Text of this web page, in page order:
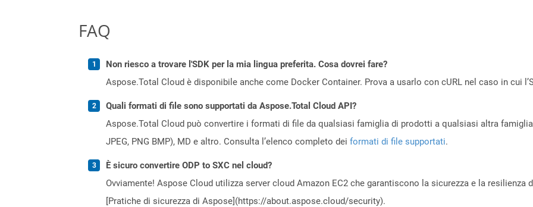
FAQ
Non riesco a trovare l'SDK per la mia lingua preferita. Cosa dovrei fare?
Aspose.Total Cloud è disponibile anche come Docker Container. Prova a usarlo con cURL nel caso in cui
Quali formati di file sono supportati da Aspose.Total Cloud API?
Aspose.Total Cloud può convertire i formati di file da qualsiasi famiglia di prodotti a qualsiasi altra famiglia
JPEG, PNG BMP), MD e altro. Consulta l’elenco completo dei formati di file supportati.
È sicuro convertire ODP to SXC nel cloud?
Ovviamente! Aspose Cloud utilizza server cloud Amazon EC2 che garantiscono la sicurezza e la
[Pratiche di sicurezza di Aspose](https://about.aspose.cloud/security).